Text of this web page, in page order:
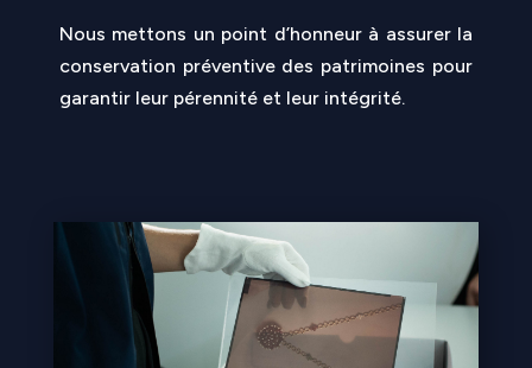
Nous mettons un point d’honneur à assurer la
conservation préventive des patrimoines pour
garantir leur pérennité et leur intégrité.